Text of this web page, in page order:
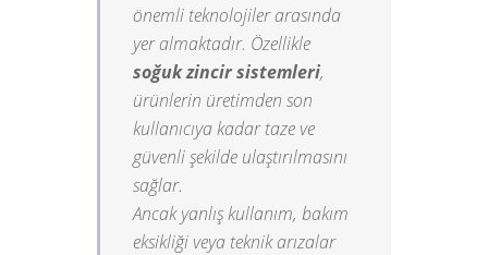
önemli teknolojiler arasında
yer almaktadır. Özellikle
soğuk zincir sistemleri,
ürünlerin üretimden son
kullanıcıya kadar taze ve
güvenli şekilde ulaştırılmasını
sağlar.
Ancak yanlış kullanım, bakım
eksikliği veya teknik arızalar